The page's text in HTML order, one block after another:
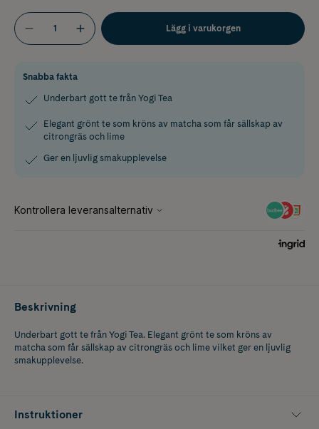
Lägg i varukorgen
Snabba fakta
Underbart gott te från Yogi Tea
Elegant grönt te som kröns av matcha som får sällskap av
citrongräs och lime
Ger en ljuvlig smakupplevelse
Beskrivning
Underbart gott te från Yogi Tea. Elegant grönt te som kröns av
matcha som får sällskap av citrongräs och lime vilket ger en ljuvlig
smakupplevelse.
Instruktioner